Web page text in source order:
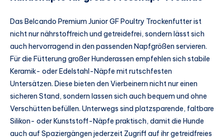
Das Belcando Premium Junior GF Poultry Trockenfutter ist
nicht nur nährstoffreich und getreidefrei, sondern lässt sich
auch hervorragend in den passenden Napfgrößen servieren.
Für die Fütterung großer Hunderassen empfehlen sich stabile
Keramik- oder Edelstahl-Näpfe mit rutschfesten
Untersätzen. Diese bieten den Vierbeinern nicht nur einen
sicheren Stand, sondern lassen sich auch bequem und ohne
Verschütten befüllen. Unterwegs sind platzsparende, faltbare
Silikon- oder Kunststoff-Näpfe praktisch, damit die Hunde
auch auf Spaziergängen jederzeit Zugriff auf ihr getreidfreies